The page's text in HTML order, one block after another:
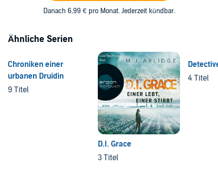
Danach 6,99 € pro Monat. Jederzeit kündbar.
Ähnliche Serien
Chroniken einer
urbanen Druidin
9 Titel
D.I. Grace
3 Titel
4 Titel